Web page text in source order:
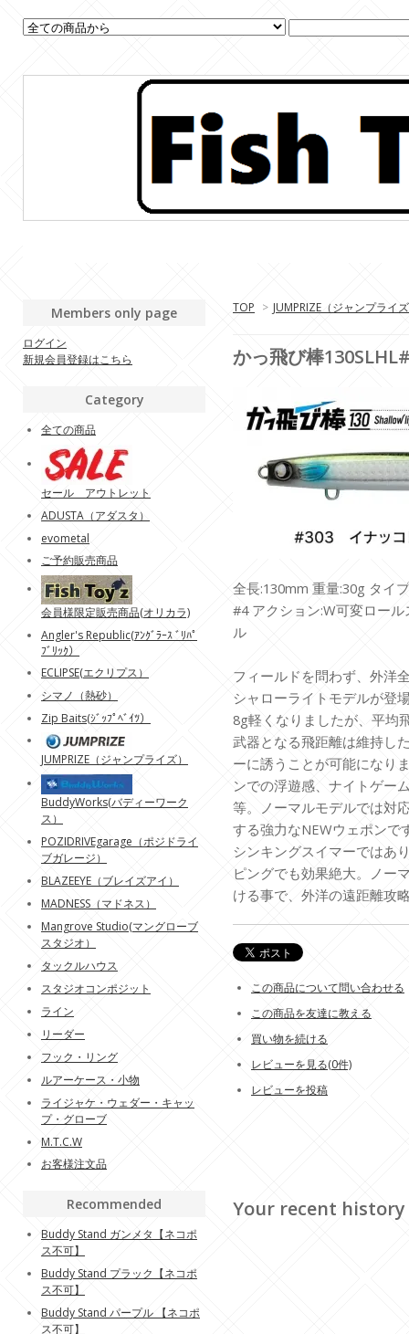
TOP > JUMPRIZE（ジャンプライ
かっ飛び棒
全長:130mm 重量:30g タイ
#4 アクション:W可変ロー
ル
フィールドを問わず、外洋
シャローライトモデルが登
8g軽くなりましたが、平均
武器となる飛距離は維持し
ーに誘うことが可能になり
ンでの浮遊感、ナイトゲー
等。ノーマルモデルでは対
する強力なNEWウェポンで
シンキングスイマーではあ
ピングでも効果絶大。ノー
ける事で、外洋の遠距離攻
この商品について問い合わせる
この商品を友達に教える
買い物を続ける
レビューを見る(0件)
レビューを投稿
Your recent history
Members only page
ログイン
新規会員登録はこちら
Category
全ての商品
セール アウトレット
ADUSTA（アダスタ）
evometal
ご予約販売商品
会員様限定販売商品(オリカラ)
Angler's Republic(ｱﾝｸﾞﾗｰｽ ﾞﾘﾊﾟ
ﾌﾞﾘｯｸ）
ECLIPSE(エクリプス）
シマノ（熱砂）
Zip Baits(ｼﾞｯﾌﾟﾍﾞｲﾂ）
JUMPRIZE（ジャンプライズ）
BuddyWorks(バディーワーク
ス）
POZIDRIVEgarage（ポジドライ
ブガレージ）
BLAZEEYE（ブレイズアイ）
MADNESS（マドネス）
Mangrove Studio(マングローブ
スタジオ）
タックルハウス
スタジオコンポジット
ライン
リーダー
フック・リング
ルアーケース・小物
ライジャケ・ウェダー・キャッ
プ・グローブ
M.T.C.W
お客様注文品
Recommended
Buddy Stand ガンメタ【ネコポ
ス不可】
Buddy Stand プラック【ネコポ
ス不可】
Buddy Stand パープル 【ネコポ
ス不可】